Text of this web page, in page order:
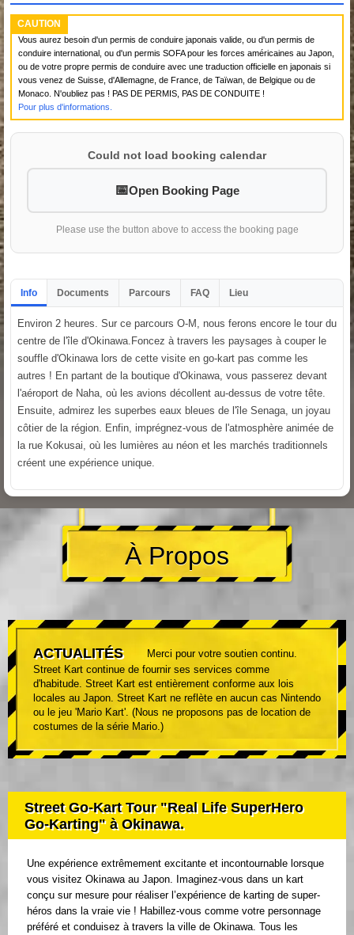
CAUTION
Vous aurez besoin d'un permis de conduire japonais valide, ou d'un permis de
conduire international, ou d'un permis SOFA pour les forces américaines au Japon,
ou de votre propre permis de conduire avec une traduction officielle en japonais si
vous venez de Suisse, d'Allemagne, de France, de Taïwan, de Belgique ou de
Monaco. N'oubliez pas ! PAS DE PERMIS, PAS DE CONDUITE !
Pour plus d'informations.
Could not load booking calendar
Open Booking Page
Please use the button above to access the booking page
Info Documents Parcours FAQ Lieu
Environ 2 heures. Sur ce parcours O-M, nous ferons encore le tour du
centre de l'île d'Okinawa.Foncez à travers les paysages à couper le
souffle d'Okinawa lors de cette visite en go-kart pas comme les
autres ! En partant de la boutique d'Okinawa, vous passerez devant
l'aéroport de Naha, où les avions décollent au-dessus de votre tête.
Ensuite, admirez les superbes eaux bleues de l'île Senaga, un joyau
côtier de la région. Enfin, imprégnez-vous de l'atmosphère animée de
la rue Kokusai, où les lumières au néon et les marchés traditionnels
créent une expérience unique.
À Propos
ACTUALITÉS
Merci pour votre soutien continu.
Street Kart continue de fournir ses services comme
d'habitude. Street Kart est entièrement conforme aux lois
locales au Japon. Street Kart ne reflète en aucun cas Nintendo
ou le jeu 'Mario Kart'. (Nous ne proposons pas de location de
costumes de la série Mario.)
Street Go-Kart Tour "Real Life SuperHero
Go-Karting" à Okinawa.
Une expérience extrêmement excitante et incontournable lorsque
vous visitez Okinawa au Japon. Imaginez-vous dans un kart
conçu sur mesure pour réaliser l’expérience de karting de super-
héros dans la vraie vie ! Habillez-vous comme votre personnage
préféré et conduisez à travers la ville de Okinawa. Tous les